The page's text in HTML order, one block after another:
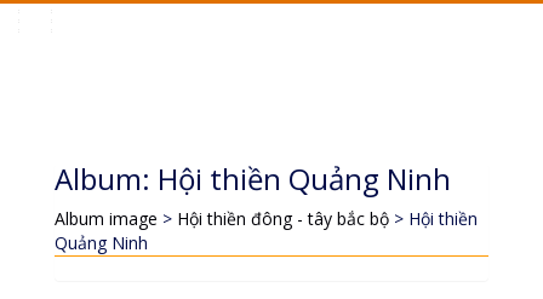
Album: Hội thiền Quảng Ninh
Album image > Hội thiền đông - tây bắc bộ > Hội thiền
Quảng Ninh